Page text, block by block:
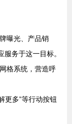
曝光、产品销
务于这一目标。
格系统，营造呼
更多”等行动按钮